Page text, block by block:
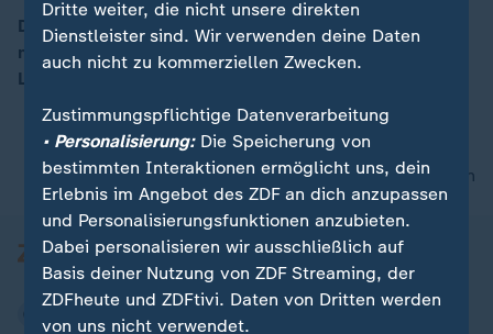
Das von US-Stararchitekt Daniel Libeskind entworfene
neue Zentralgebäude der Leuphana Universität
Lüneburg ist mit einem Festakt eröffnet worden.
nach oben
Dritte weiter, die nicht unsere direkten
Dienstleister sind. Wir verwenden deine Daten
auch nicht zu kommerziellen Zwecken.
Zustimmungspflichtige Datenverarbeitung
• Personalisierung:Die Speicherung von
bestimmten Interaktionen ermöglicht uns, dein
Erlebnis im Angebot des ZDF an dich anzupassen
und Personalisierungsfunktionen anzubieten.
Dabei personalisieren wir ausschließlich auf
Basis deiner Nutzung von ZDF Streaming, der
ZDFheute und ZDFtivi. Daten von Dritten werden
von uns nicht verwendet.